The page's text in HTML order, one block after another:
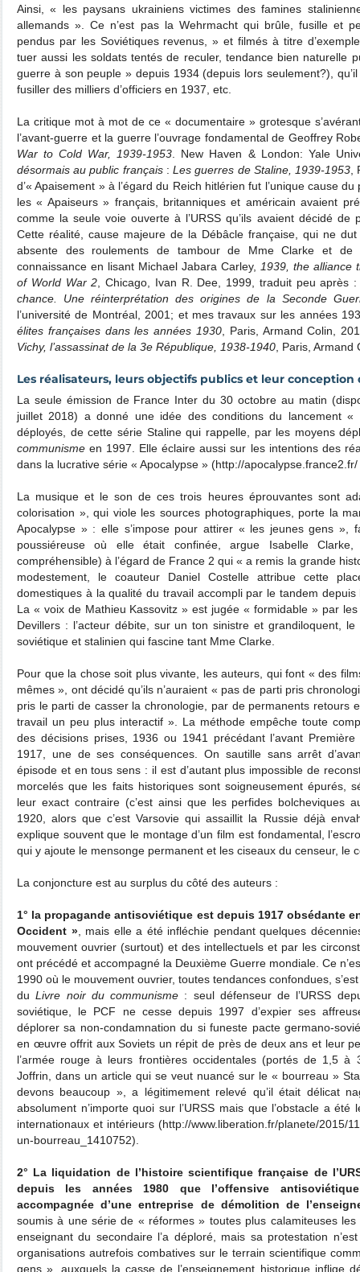
Ainsi, « les paysans ukrainiens victimes des famines
allemands ». Ce n’est pas la Wehrmacht qui brûle, fusille et
pendus par les Soviétiques revenus, » et filmés à titre
tuer aussi les soldats tentés de reculer, tendance bien naturelle
guerre à son peuple » depuis 1934 (depuis lors seulement?),
fusiller des milliers d’officiers en 1937, etc.
La critique mot à mot de ce « documentaire » grotesque
l’avant-guerre et la guerre l’ouvrage fondamental de Geoffrey
War to Cold War, 1939-1953 . New Haven & London: Yale
désormais au public français:Les guerres de Staline, 1939-1953,
d’« Apaisement » à l’égard du Reich hitlérien fut l’unique cause
les « Apaiseurs » français, britanniques et américain avaient
comme la seule voie ouverte à l’URSS qu’ils avaient décidé de
Cette réalité, cause majeure de la Débâcle française, qui ne dut
absente des roulements de tambour de Mme Clarke et
connaissance en lisant Michael Jabara Carley,
1939, the alliance
of World War 2 , Chicago, Ivan R. Dee, 1999, traduit peu après
chance. Une réinterprétation des origines de la Seconde
l’université de Montréal, 2001; et mes travaux sur les années
élites françaises dans les années 1930 , Paris, Armand Colin,
Vichy, l’assassinat de la 3e République, 1938-1940 , Paris,
Les réalisateurs, leurs objectifs publics et leur conception
La seule émission de France Inter du 30 octobre au matin
juillet 2018) a donné une idée des conditions du lancement «
déployés, de cette série Staline qui rappelle, par les moyens
communisme en 1997. Elle éclaire aussi sur les intentions des
dans la lucrative série « Apocalypse » (http://apocalypse.france2.fr/
La musique et le son de ces trois heures éprouvantes sont
colorisation », qui viole les sources photographiques, porte la
Apocalypse » : elle s’impose pour attirer « les jeunes gens »,
poussiéreuse où elle était confinée, argue Isabelle
compréhensible) à l’égard de France 2 qui « a remis la grande
modestement, le coauteur Daniel Costelle attribue cette
domestiques à la qualité du travail accompli par le tandem
La « voix de Mathieu Kassovitz » est jugée « formidable » par
Devillers : l’acteur débite, sur un ton sinistre et grandiloquent,
soviétique et stalinien qui fascine tant Mme Clarke.
Pour que la chose soit plus vivante, les auteurs, qui font « des
mêmes », ont décidé qu’ils n’auraient « pas de parti pris
pris le parti de casser la chronologie, par de permanents retours
travail un peu plus interactif ». La méthode empêche toute
des décisions prises, 1936 ou 1941 précédant l’avant
1917, une de ses conséquences. On sautille sans arrêt
épisode et en tous sens : il est d’autant plus impossible de
morcelés que les faits historiques sont soigneusement épurés,
leur exact contraire (c’est ainsi que les perfides bolcheviques
1920, alors que c’est Varsovie qui assaillit la Russie déjà
explique souvent que le montage d’un film est fondamental,
qui y ajoute le mensonge permanent et les ciseaux du censeur, le
La conjoncture est au surplus du côté des auteurs :
1° la propagande antisoviétique est depuis 1917 obsédante
Occident », mais elle a été infléchie pendant quelques
mouvement ouvrier (surtout) et des intellectuels et par les
ont précédé et accompagné la Deuxième Guerre mondiale. Ce
1990 où le mouvement ouvrier, toutes tendances confondues,
duLivre noir du communisme : seul défenseur de l’URSS
soviétique, le PCF ne cesse depuis 1997 d’expier ses
déplorer sa non-condamnation du si funeste pacte germano-
en œuvre offrit aux Soviets un répit de près de deux ans et leur
l’armée rouge à leurs frontières occidentales (portés de 1,5 à
Joffrin, dans un article qui se veut nuancé sur le « bourreau »
devons beaucoup », a légitimement relevé qu’il était délicat
absolument n’importe quoi sur l’URSS mais que l’obstacle a
internationaux et intérieurs (http://www.liberation.fr/planete/2015/
un-bourreau_1410752).
2° La liquidation de l’histoire scientifique française de
depuis les années 1980 que l’offensive
accompagnée d’une entreprise de démolition de
soumis à une série de « réformes » toutes plus calamiteuses
enseignant du secondaire l’a déploré, mais sa protestation
organisations autrefois combatives sur le terrain scientifique
gens », auxquels la casse de l’enseignement historique inflige